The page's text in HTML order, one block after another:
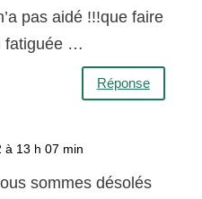
pas aidé !!!que faire
fatiguée …
Réponse
à 13 h 07 min
sommes désolés